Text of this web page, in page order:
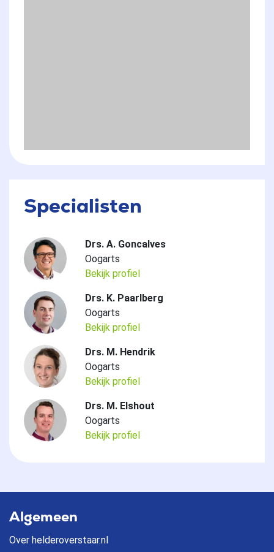
Specialisten
Drs. A. Goncalves
Oogarts
Bekijk profiel
Drs. K. Paarlberg
Oogarts
Bekijk profiel
Drs. M. Hendrik
Oogarts
Bekijk profiel
Drs. M. Elshout
Oogarts
Bekijk profiel
Algemeen
Over helderoverstaar.nl